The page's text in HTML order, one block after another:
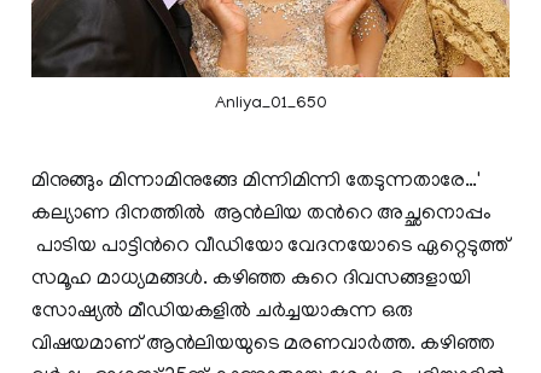
Anliya_01_650
മിനുങ്ങും മിന്നാമിനുങ്ങേ മിന്നിമിന്നി തേടുന്നതാരേ…'
കല്യാണ ദിനത്തിൽ ആന്‍ലിയ തന്‍റെ അച്ഛനൊപ്പം
പാടിയ പാട്ടിന്‍റെ വീഡിയോ വേദനയോടെ ഏറ്റെടുത്ത്
സമൂഹ മാധ്യമങ്ങൾ. കഴിഞ്ഞ കുറെ ദിവസങ്ങളായി
സോഷ്യൽ മീഡിയകളിൽ ചർച്ചയാകുന്ന ഒരു
വിഷയമാണ് ആൻലിയയുടെ മരണവാർത്ത. കഴിഞ്ഞ